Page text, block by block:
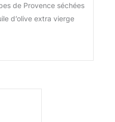
de Provence séchées
d’olive extra vierge